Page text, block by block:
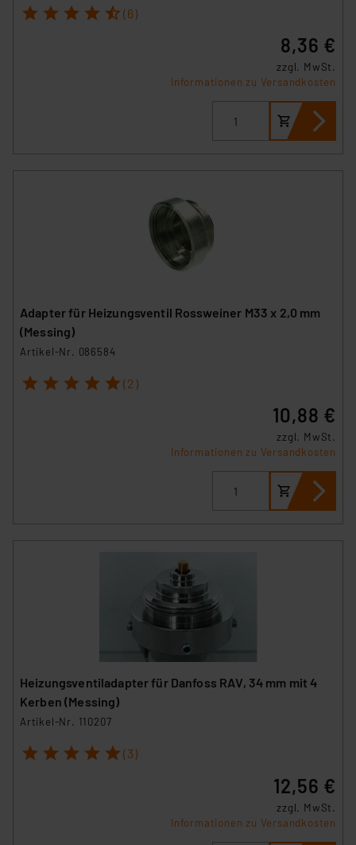
1 2 3 4 5 (6)
8,36 €
zzgl. MwSt.
Informationen zu Versandkosten
Adapter für Heizungsventil Rossweiner M33 x 2,0 mm
(Messing)
Artikel-Nr. 086584
1 2 3 4 5 (2)
10,88 €
zzgl. MwSt.
Informationen zu Versandkosten
Heizungsventiladapter für Danfoss RAV, 34 mm mit 4
Kerben (Messing)
Artikel-Nr. 110207
1 2 3 4 5 (3)
12,56 €
zzgl. MwSt.
Informationen zu Versandkosten